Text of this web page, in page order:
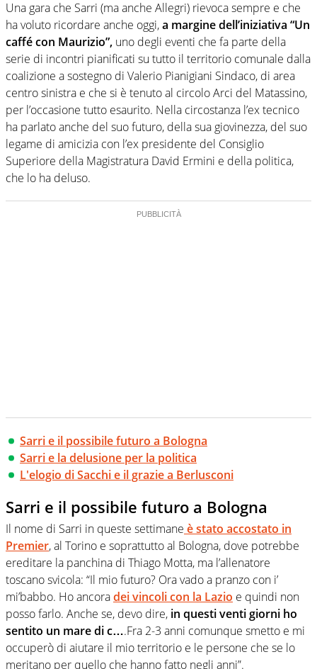
Una gara che Sarri (ma anche Allegri) rievoca sempre e che
ha voluto ricordare anche oggi,a margine dell’iniziativa “Un
caffé con Maurizio”, uno degli eventi che fa parte della
serie di incontri pianificati su tutto il territorio comunale dalla
coalizione a sostegno di Valerio Pianigiani Sindaco, di area
centro sinistra e che si è tenuto al circolo Arci del Matassino,
per l’occasione tutto esaurito. Nella circostanza l’ex tecnico
ha parlato anche del suo futuro, della sua giovinezza, del suo
legame di amicizia con l’ex presidente del Consiglio
Superiore della Magistratura David Ermini e della politica,
che lo ha deluso.
Sarri e il possibile futuro a Bologna
Sarri e la delusione per la politica
L'elogio di Sacchi e il grazie a Berlusconi
Sarri e il possibile futuro a Bologna
Il nome di Sarri in queste settimane è stato accostato in
Premier, al Torino e soprattutto al Bologna, dove potrebbe
ereditare la panchina di Thiago Motta, ma l’allenatore
toscano svicola: “Il mio futuro? Ora vado a pranzo con i’
mi’babbo. Ho ancoradei vincoli con la Lazio e quindi non
posso farlo. Anche se, devo dire, in questi venti giorni ho
sentito un mare di c….Fra 2-3 anni comunque smetto e mi
occuperò di aiutare il mio territorio e le persone che se lo
meritano per quello che hanno fatto negli anni”.